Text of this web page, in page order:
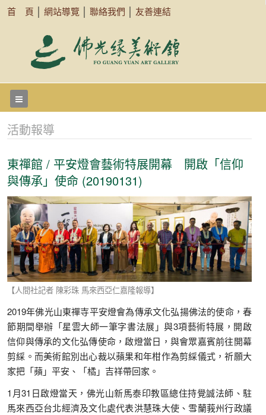
首 頁 網站導覽 聯絡我們 友善連結
活動報導
東禪館 / 平安燈會藝術特展開幕 開啟「信仰
與傳承」使命 (20190131)
【人間社記者 陳彩珠 馬來西亞仁嘉隆報導】
2019年佛光山東禪寺平安燈會為傳承文化弘揚佛法的使命，春
節期間舉辦「星雲大師一筆字書法展」與3項藝術特展，開啟
信仰與傳承的文化弘傳使命，啟燈當日，與會眾嘉賓前往開幕
剪綵。而美術館別出心裁以蘋果和年柑作為剪綵儀式，祈願大
家把「蘋」平安、「橘」吉祥帶回家。
1月31日啟燈當天，佛光山新馬泰印教區總住持覺誠法師、駐
馬來西亞台北經濟及文化處代表洪慧珠大使、雪蘭莪州行政議